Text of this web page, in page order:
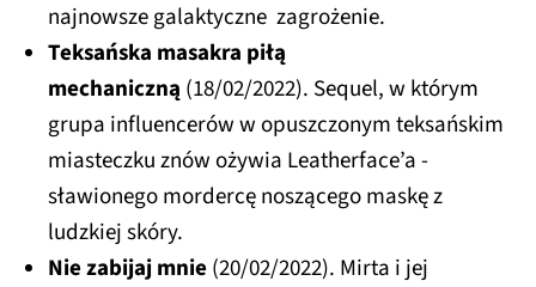
najnowsze galaktyczne zagrożenie.
Teksańska masakra piłą
mechaniczną (18/02/2022). Sequel, w którym
grupa influencerów w opuszczonym teksańskim
miasteczku znów ożywia Leatherface’a -
sławionego mordercę noszącego maskę z
ludzkiej skóry.
Nie zabijaj mnie(20/02/2022). Mirta i jej